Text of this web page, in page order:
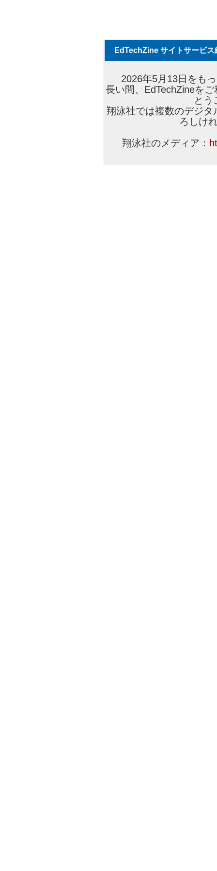
EdTechZine サイトサービス
2026年5月13日をも
長い間、EdTechZineを
とう
翔泳社では複数のデジ
ろしけ
翔泳社のメディア：